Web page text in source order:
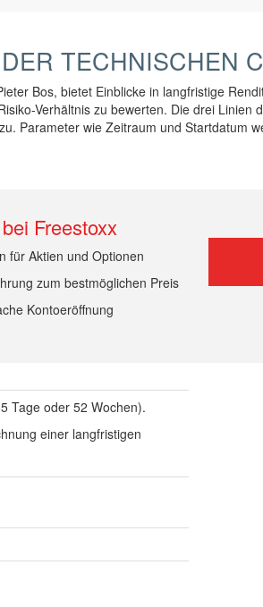
TECHNISCHEN
Bos, bietet Einblicke in langfristige
Verhältnis zu bewerten. Die drei Linien
Parameter wie Zeitraum und Startdatum
Freestoxx
für Aktien und Optionen
zum bestmöglichen Preis
Kontoeröffnung
Tage oder 52 Wochen).
einer langfristigen